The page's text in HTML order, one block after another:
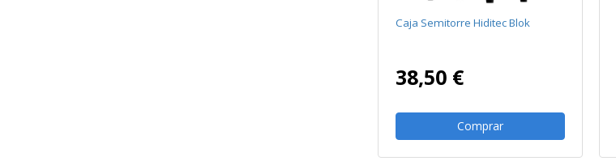
Caja Semitorre Hiditec Blok
38,50 €
Comprar